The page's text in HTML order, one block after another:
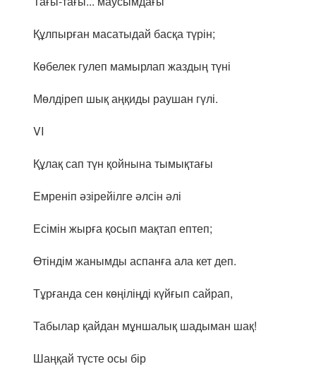
Құлпырған масатыдай басқа түрін;
Көбелек гулеп мамырлап жаздың түні
Мөлдіреп шық аңқиды раушан гүлі.
VI
Құлақ сап түн қойнына тымықтағы
Емреніп әзірейілге әлсін әлі
Есімін жырға қосып мақтап ептеп;
Өтіндім жанымды аспанға ала кет деп.
Тұрғанда сен көңіліңді күйғып сайрап,
Табылар қайдан мұншалық шадыман шақ!
Шаңқай түсте осы бір